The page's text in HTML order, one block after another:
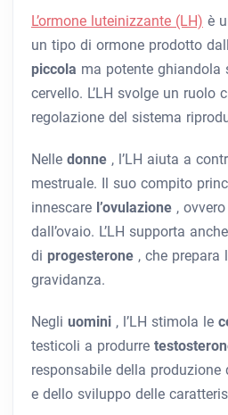
L’ormone luteinizzante (LH) è
un tipo di ormone prodotto
piccola ma potente ghiandola
cervello. L’LH svolge un ruolo
regolazione del sistema
Nelle donne , l’LH aiuta a
mestruale. Il suo compito
innescare l’ovulazione ,
dall’ovaio. L’LH supporta
di progesterone , che prepara
gravidanza.
Negli uomini , l’LH stimola le
testicoli a produrre
responsabile della
e dello sviluppo delle